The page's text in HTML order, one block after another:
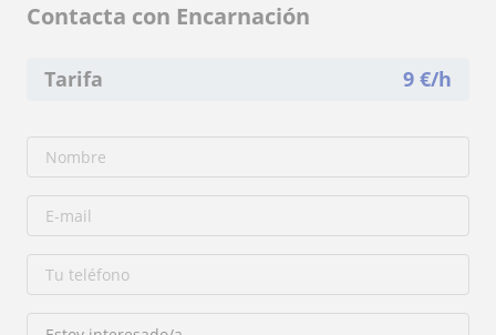
Contacta con Encarnación
Tarifa 9 €/h